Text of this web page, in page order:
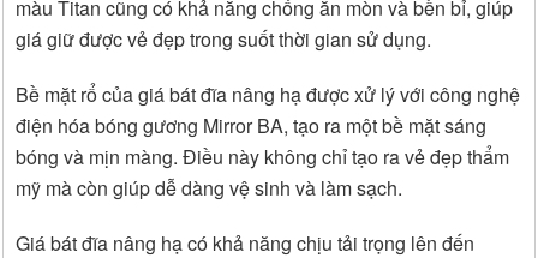
màu Titan cũng có khả năng chống ăn mòn và bền bỉ, giúp
giá giữ được vẻ đẹp trong suốt thời gian sử dụng.
Bề mặt rổ của giá bát đĩa nâng hạ được xử lý với công nghệ
điện hóa bóng gương Mirror BA, tạo ra một bề mặt sáng
bóng và mịn màng. Điều này không chỉ tạo ra vẻ đẹp thẩm
mỹ mà còn giúp dễ dàng vệ sinh và làm sạch.
Giá bát đĩa nâng hạ có khả năng chịu tải trọng lên đến